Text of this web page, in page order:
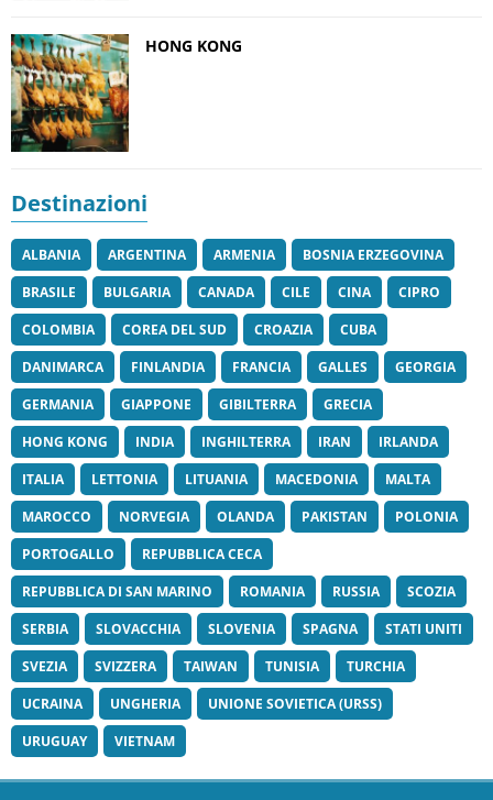
HONG KONG
Destinazioni
ALBANIA ARGENTINA ARMENIA
BOSNIA ERZEGOVINA
BRASILE
BULGARIA CANADA CILE CINA
CIPRO
COLOMBIA
COREA DEL SUD CROAZIA
CUBA
DANIMARCA
FINLANDIA FRANCIA GALLES
GEORGIA
GERMANIA
GIAPPONE GIBILTERRA
GRECIA
HONG KONG
INDIA INGHILTERRA IRAN
IRLANDA
ITALIA
LETTONIA LITUANIA MACEDONIA
MALTA
MAROCCO
NORVEGIA OLANDA PAKISTAN
POLONIA
PORTOGALLO
REPUBBLICA CECA
REPUBBLICA DI SAN MARINO
ROMANIA RUSSIA
SCOZIA
SERBIA
SLOVACCHIA SLOVENIA SPAGNA
STATI UNITI
SVEZIA
SVIZZERA TAIWAN TUNISIA
TURCHIA
UCRAINA
UNGHERIA
UNIONE SOVIETICA (URSS)
URUGUAY
VIETNAM